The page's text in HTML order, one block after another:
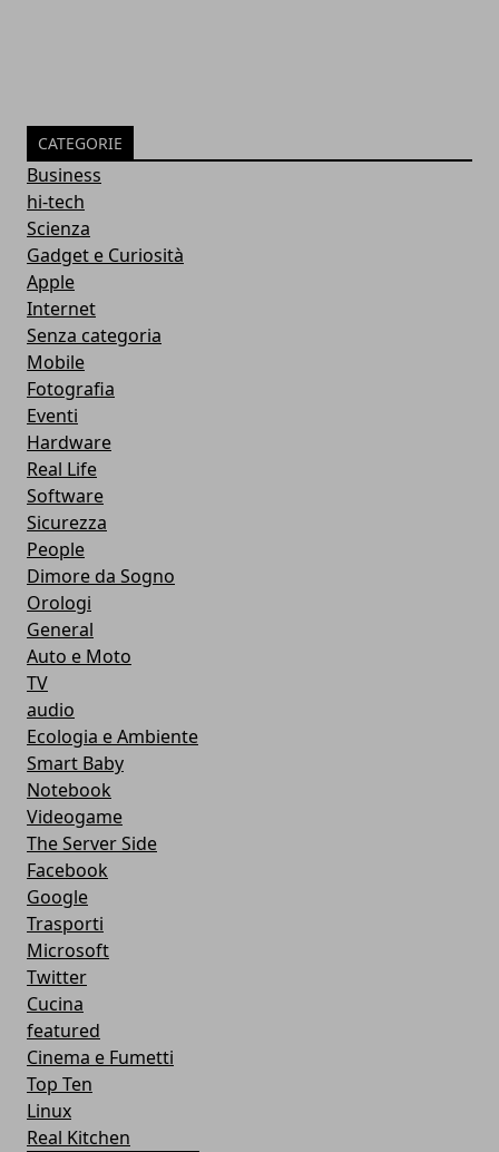
CATEGORIE
Business
hi-tech
Scienza
Gadget e Curiosità
Apple
Internet
Senza categoria
Mobile
Fotografia
Eventi
Hardware
Real Life
Software
Sicurezza
People
Dimore da Sogno
Orologi
General
Auto e Moto
TV
audio
Ecologia e Ambiente
Smart Baby
Notebook
Videogame
The Server Side
Facebook
Google
Trasporti
Microsoft
Twitter
Cucina
featured
Cinema e Fumetti
Top Ten
Linux
Real Kitchen